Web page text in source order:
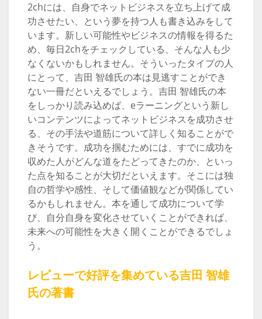
2chには、自身でネットビジネスを立ち上げて成
功させたい、という夢を持つ人も書き込みをして
います。新しい可能性やビジネスの情報を得るた
め、毎日2chをチェックしている、そんな人も少
なくないかもしれません。そういったタイプの人
にとって、吉田 智雄氏の本は見逃すことができ
ない一冊だといえるでしょう。吉田 智雄氏の本
をしっかり読み込めば、eラーニングという新し
いコンテンツによってネットビジネスを成功させ
る、その手法や道筋について詳しく知ることがで
きそうです。成功を掴むためには、すでに成功を
収めた人がどんな道をたどってきたのか、といっ
た点を知ることが大切だといえます。そこには独
自の哲学や感性、そして価値観などが関係してい
るかもしれません。本を通して成功について学
び、自分自身を変化させていくことができれば、
未来への可能性を大きく開くことができるでしょ
う。
レビューで好評を集めている吉田 智雄
氏の著書